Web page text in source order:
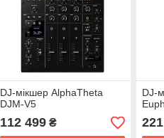
DJ-мікшер AlphaTheta
DJM-V5
112 499₴
DJ-